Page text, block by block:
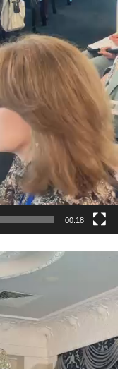
00:18